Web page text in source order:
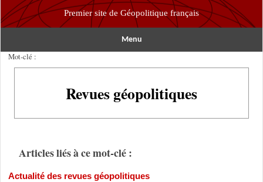
Premier site de Géopolitique français
Menu
Mot-clé :
Revues géopolitiques
Articles liés à ce mot-clé :
Actualité des revues géopolitiques